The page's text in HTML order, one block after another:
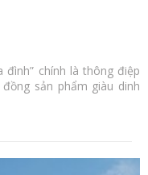
đình” chính là thông điệp
sản phẩm giàu dinh